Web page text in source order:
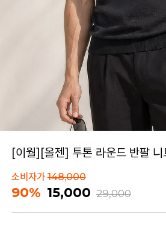
[이월][올젠] 투톤 라운드 반팔
소비자가148,000
90% 15,000 29,000